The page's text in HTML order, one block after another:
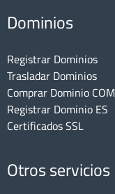
Dominios
Registrar Dominios
Trasladar Dominios
Comprar Dominio COM
Registrar Dominio ES
Certificados SSL
Otros servicios